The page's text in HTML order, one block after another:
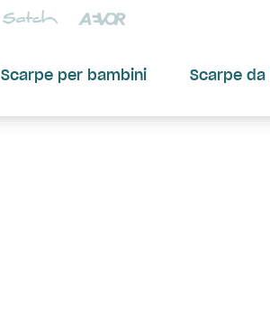
Scarpe per bambini Scarpe